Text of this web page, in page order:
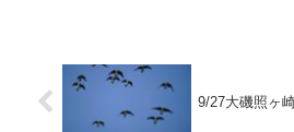
9/27大磯照ヶ